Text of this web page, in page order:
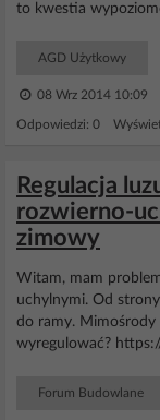
to kwestia
AGD Użytkowy
08 Wrz 2014 10:09
Odpowiedzi: 0
Regulacja
rozwierno-
zimowy
Witam, mam
uchylnymi. Od
do ramy. Mimośrody
wyregulować?
Forum Budowlane